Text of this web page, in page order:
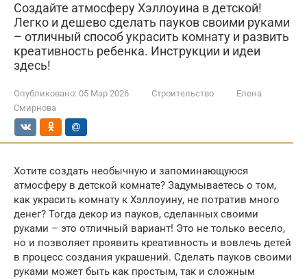
Создайте атмосферу Хэллоуина в детской!
Легко и дешево сделать пауков своими руками
– отличный способ украсить комнату и развить
креативность ребенка. Инструкции и идеи
здесь!
Опубликовано: 05 Мар 2026 Строительство
Елена
Смирнова
Хотите создать необычную и запоминающуюся
атмосферу в детской комнате? Задумываетесь о том,
как украсить комнату к Хэллоуину, не потратив много
денег? Тогда декор из пауков, сделанных своими
руками – это отличный вариант! Это не только весело,
но и позволяет проявить креативность и вовлечь детей
в процесс создания украшений. Сделать пауков своими
руками может быть как простым, так и сложным